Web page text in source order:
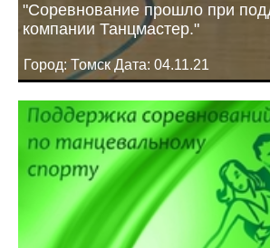
"Соревнование прошло при
компании Танцмастер."
Город: Томск Дата: 04.11.21